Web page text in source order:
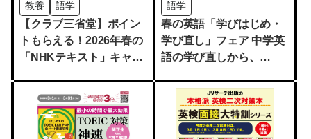
教養 語学
【クラブ三省堂】ポイン
トもらえる！2026年春の
「NHKテキスト」キャン
語学
春の英語「学びはじめ・
学び直し」フェア 中学英
語の学び直しから、
策まで